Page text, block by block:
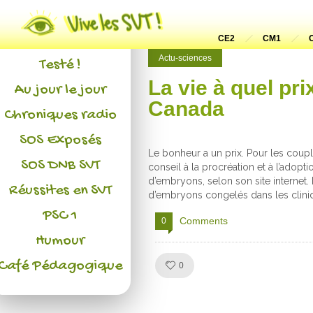
CE2 CM1
Actu-sciences
La vie à quel
Canada
Le bonheur a un prix. Pour les
conseil à la procréation et à
d’embryons, selon son site
d’embryons congelés dans les
0 Comments
0
Actualités
L'association
Testé !
Au jour le jour
Chroniques radio
SOS Exposés
SOS DNB SVT
Réussites en SVT
PSC 1
Humour
Pédagogique